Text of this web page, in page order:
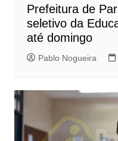
Prefeitura de
seletivo da
até domingo
Pablo Nogueira